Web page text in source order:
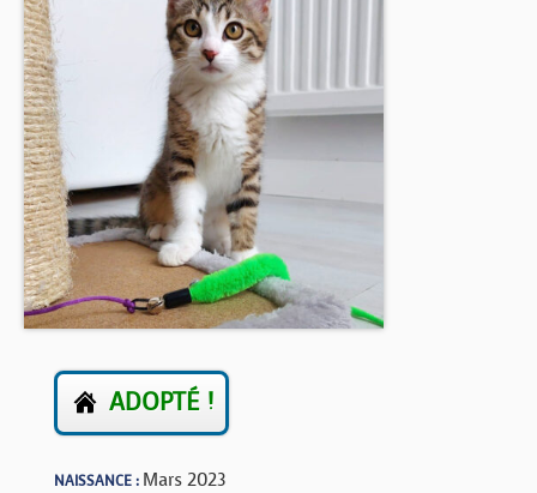
NOUS AIDER
CONTACT
BOUTIQUE
FORUM
ADOPTÉ !
NAISSANCE : Mars 2023